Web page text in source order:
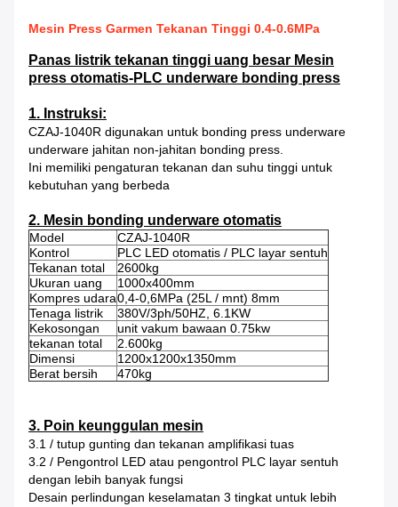
Mesin Press Garmen Tekanan Tinggi 0.4-0.6MPa
Panas listrik tekanan tinggi uang besar Mesin
press otomatis-PLC underware bonding press
1. Instruksi:
CZAJ-1040R digunakan untuk bonding press underware
underware jahitan non-jahitan bonding press.
Ini memiliki pengaturan tekanan dan suhu tinggi untuk
kebutuhan yang berbeda
2. Mesin bonding underware otomatis
Model
CZAJ-1040R
Kontrol
PLC LED otomatis / PLC layar sentuh
Tekanan total
2600kg
Ukuran uang
1000x400mm
Kompres udara0,4-0,6MPa (25L / mnt) 8mm
Tenaga listrik
380V/3ph/50HZ, 6.1KW
Kekosongan
unit vakum bawaan 0.75kw
tekanan total
2.600kg
Dimensi
1200x1200x1350mm
Berat bersih
470kg
3. Poin keunggulan mesin
3.1 / tutup gunting dan tekanan amplifikasi tuas
3.2 / Pengontrol LED atau pengontrol PLC layar sentuh
dengan lebih banyak fungsi
Desain perlindungan keselamatan 3 tingkat untuk lebih